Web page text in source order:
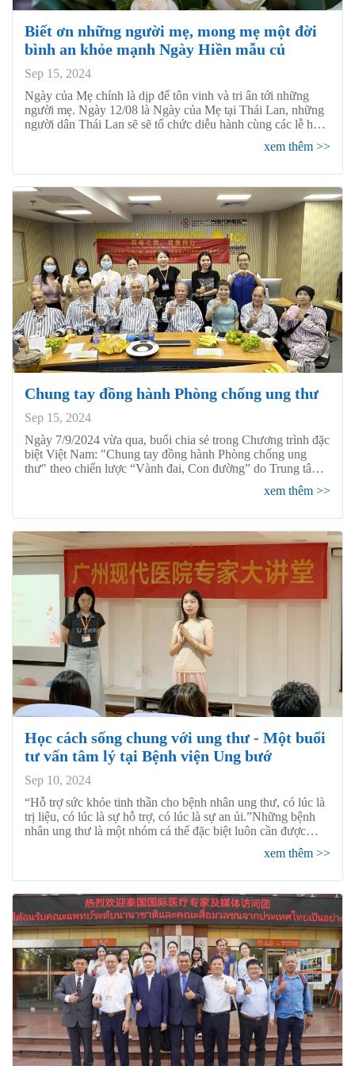
Biết ơn những người mẹ, mong mẹ một đời
bình an khỏe mạnh Ngày Hiền mẫu củ
Sep 15, 2024
Ngày của Mẹ chính là dịp để tôn vinh và tri ân tới những
người mẹ. Ngày 12/08 là Ngày của Mẹ tại Thái Lan, những
người dân Thái Lan sẽ sẽ tổ chức diễu hành cùng các lễ hội
đậm chất văn hóa dân tộc, những đứa con sẽ dâng tặng
những vòng hoa nhài cho mẹ bằng cả hai tay để bày tỏ tình
những cảnh tượng hết sức xúc động như vậy. Vào 10 giờ
sáng ngày hôm đó, Bệnh viện Ung bướu St. Stamford
Quảng Châu đã tổ chức buổi lễ tri ân với chủ đề “Biết ơn
những người mẹ, mong mẹ một đời bình an khỏe mạnh”.
xem thêm >>
Chung tay đồng hành Phòng chống ung thư
Sep 15, 2024
Ngày 7/9/2024 vừa qua, buổi chia sẻ trong Chương trình đặc
biệt Việt Nam: "Chung tay đồng hành Phòng chống ung
thư" theo chiến lược “Vành đai, Con đường” do Trung tâm
tình nguyện viên quốc tế - Cơ sở đào tạo Y học Ung thư tích
hợp của Hiệp hội Phòng chống Ung thư Trung Quốc
thư cùng người thân ở Việt Nam đã tới phòng hội thảo từ rất
sớm và trải qua một buổi chiều thư giãn, thú vị; cùng nhau
chia sẻ kinh nghiệm chống ung thư.
xem thêm >>
Học cách sống chung với ung thư - Một buổi
tư vấn tâm lý tại Bệnh viện Ung bướ
Sep 10, 2024
“Hỗ trợ sức khỏe tinh thần cho bệnh nhân ung thư, có lúc là
trị liệu, có lúc là sự hỗ trợ, có lúc là sự an ủi.”Những bệnh
nhân ung thư là một nhóm cá thể đặc biệt luôn cần được
quan tâm bởi họ đã phải chịu đựng những áp lực và gánh
nặng tâm lý vô cùng lớn. Là những chuyên gia chuyên
tâm lớn tới sức khỏe tinh thần của họ.
xem thêm >>